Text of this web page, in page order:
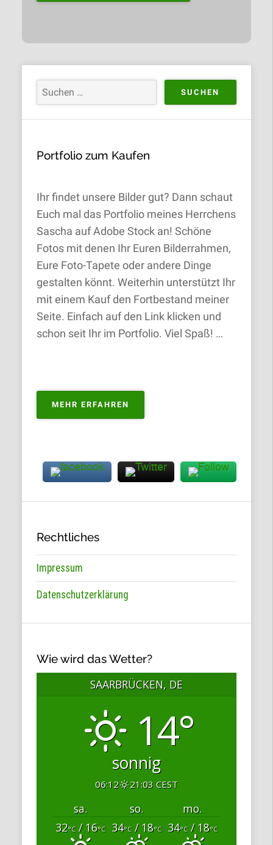
Portfolio zum Kaufen
Ihr findet unsere Bilder gut? Dann schaut
Euch mal das Portfolio meines Herrchens
Sascha auf Adobe Stock an! Schöne
Fotos mit denen Ihr Euren Bilderrahmen,
Eure Foto-Tapete oder andere Dinge
gestalten könnt. Weiterhin unterstützt Ihr
mit einem Kauf den Fortbestand meiner
Seite. Einfach auf den Link klicken und
schon seit Ihr im Portfolio. Viel Spaß! …
MEHR ERFAHREN
ZUM
Rechtliches
Impressum
Datenschutzerklärung
Wie wird das Wetter?
SAARBRÜCKEN, DE
14°
sonnig
06:12 21:03 CEST
sa. so.
mo.
32°C/ 16°C 34°C/ 18°C 34°C/ 18°C